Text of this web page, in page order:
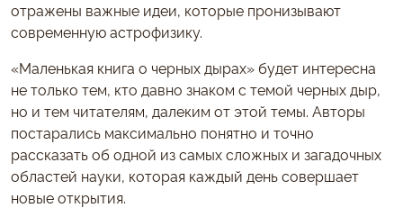
отражены важные идеи, которые пронизывают
современную астрофизику.
«Маленькая книга о черных дырах» будет интересна
не только тем, кто давно знаком с темой черных дыр,
но и тем читателям, далеким от этой темы. Авторы
постарались максимально понятно и точно
рассказать об одной из самых сложных и загадочных
областей науки, которая каждый день совершает
новые открытия.